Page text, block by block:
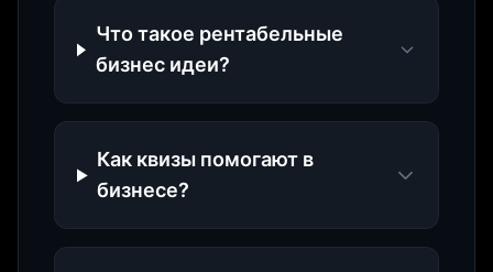
Что такое рентабельные
бизнес идеи?
Как квизы помогают в
бизнесе?